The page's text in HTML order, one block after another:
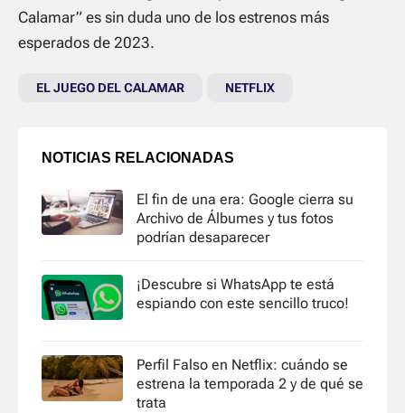
Calamar” es sin duda uno de los estrenos más
esperados de 2023.
EL JUEGO DEL CALAMAR NETFLIX
NOTICIAS RELACIONADAS
El fin de una era: Google cierra su
Archivo de Álbumes y tus fotos
podrían desaparecer
¡Descubre si WhatsApp te está
espiando con este sencillo truco!
Perfil Falso en Netflix: cuándo se
estrena la temporada 2 y de qué se
trata